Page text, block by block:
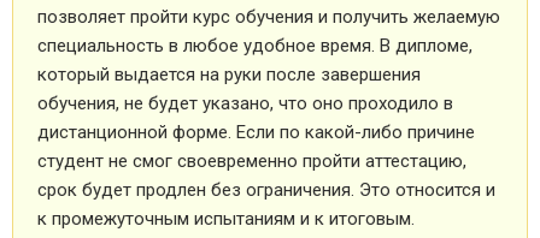
позволяет пройти курс обучения и получить желаемую
специальность в любое удобное время. В дипломе,
который выдается на руки после завершения
обучения, не будет указано, что оно проходило в
дистанционной форме. Если по какой-либо причине
студент не смог своевременно пройти аттестацию,
срок будет продлен без ограничения. Это относится и
к промежуточным испытаниям и к итоговым.